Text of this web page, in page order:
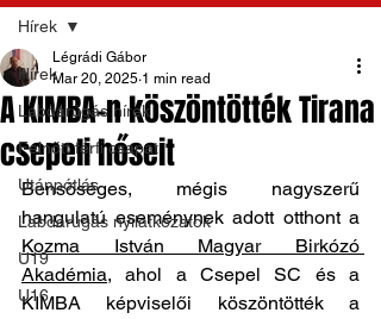
Hírek
Labdarúgás hírek
Felnőtt férfi csapat
Utánpótlás
Labdarúgás nyilatkozatok
U19
U16
Hírek
A KIMBA-n köszöntötték Tirana
csepeli hőseit
Légrádi Gábor
Mar 20, 2025 1 min read
Bensőséges, mégis nagyszerű
Kozma István Magyar Birkózó
Akadémia, ahol a Csepel SC és a
KIMBA képviselői köszöntötték a